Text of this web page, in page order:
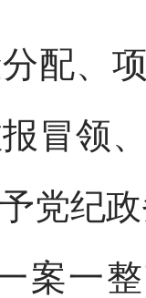
、项
冒领
党纪
案一